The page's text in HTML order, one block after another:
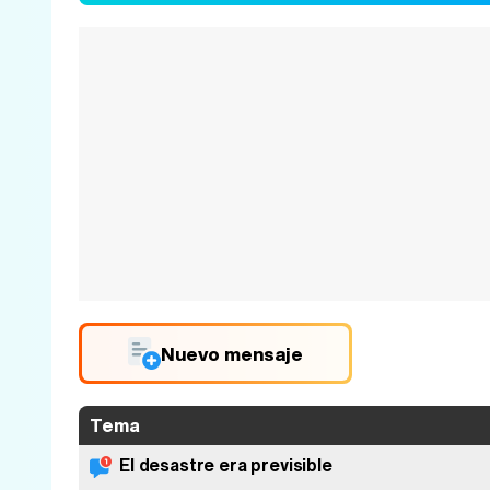
Nuevo mensaje
Tema
El desastre era previsible